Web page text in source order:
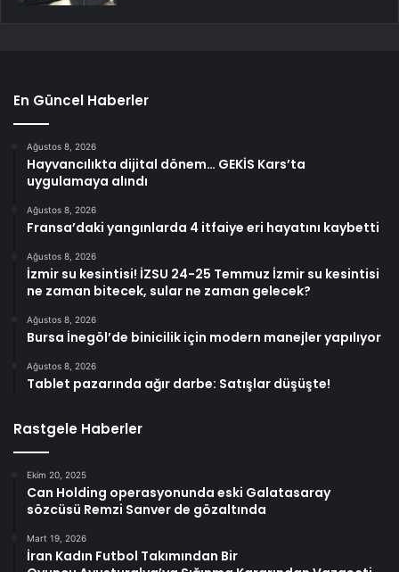
En Güncel Haberler
Ağustos 8, 2026
Hayvancılıkta dijital dönem… GEKİS Kars’ta
uygulamaya alındı
Ağustos 8, 2026
Fransa’daki yangınlarda 4 itfaiye eri hayatını kaybetti
Ağustos 8, 2026
İzmir su kesintisi! İZSU 24-25 Temmuz İzmir su kesintisi
ne zaman bitecek, sular ne zaman gelecek?
Ağustos 8, 2026
Bursa İnegöl’de binicilik için modern manejler yapılıyor
Ağustos 8, 2026
Tablet pazarında ağır darbe: Satışlar düşüşte!
Rastgele Haberler
Ekim 20, 2025
Can Holding operasyonunda eski Galatasaray
sözcüsü Remzi Sanver de gözaltında
Mart 19, 2026
İran Kadın Futbol Takımından Bir